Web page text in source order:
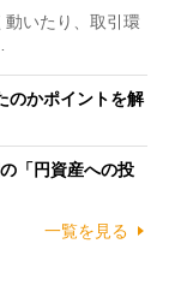
いたり、取引環
のかポイントを解
「円資産への投
一覧を見る